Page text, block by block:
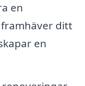
en
ditt
en